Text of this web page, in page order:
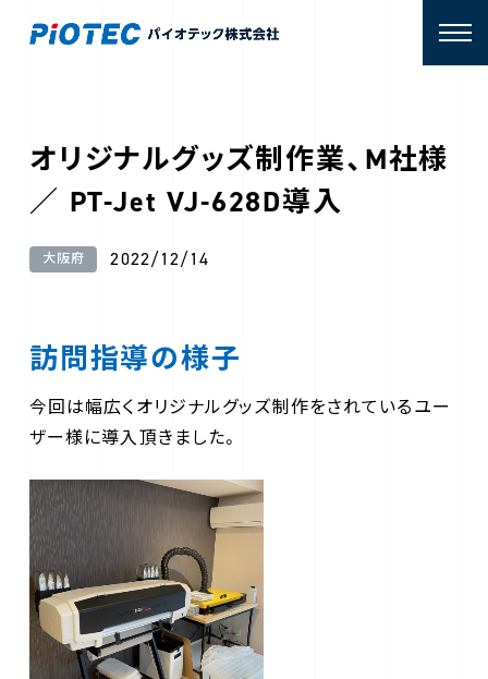
オリジナルグッズ制作業、M社様
／ PT-Jet VJ-628D導入
大阪府 2022/12/14
訪問指導の様子
今回は幅広くオリジナルグッズ制作をされているユー
ザー様に導入頂きました。